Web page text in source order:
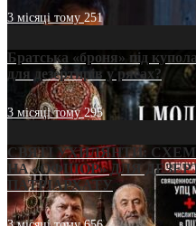
3 місяці тому251
Братська «броня» під
для дезертирів у рясах?
3 місяці тому295
СВЯТІ УХИЛЯНТИ:
НА «ОФШОР» ДЛЯ
ПАТРІАРХАТУ